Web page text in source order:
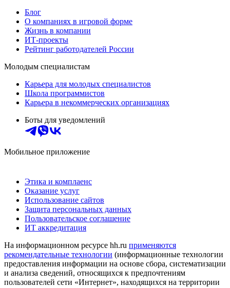
Блог
О компаниях в игровой форме
Жизнь в компании
ИТ-проекты
Рейтинг работодателей России
Молодым специалистам
Карьера для молодых специалистов
Школа программистов
Карьера в некоммерческих организациях
Боты для уведомлений
Мобильное приложение
Этика и комплаенс
Оказание услуг
Использование сайтов
Защита персональных данных
Пользовательское соглашение
ИТ аккредитация
На информационном ресурсе hh.ru применяются
рекомендательные технологии (информационные технологии
предоставления информации на основе сбора, систематизации
и анализа сведений, относящихся к предпочтениям
пользователей сети «Интернет», находящихся на территории